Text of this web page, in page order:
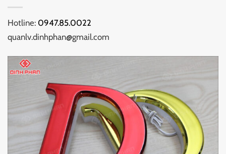
Hotline: 0947.85.0022
quanlv.dinhphan@gmail.com